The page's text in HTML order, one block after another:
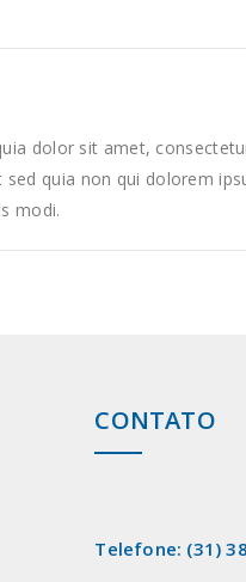
dolor sit amet,
quia non qui dolorem
modi.
CONTATO
Telefone: (31)